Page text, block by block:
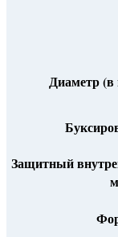
Диаметр (в
Защитный